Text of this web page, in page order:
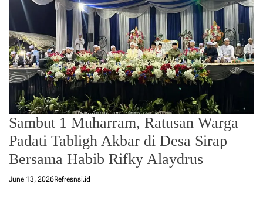
Sambut 1 Muharram, Ratusan Warga
Padati Tabligh Akbar di Desa Sirap
Bersama Habib Rifky Alaydrus
June 13, 2026Refresnsi.id